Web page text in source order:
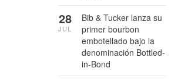
Bib & Tucker lanza su
primer bourbon
embotellado bajo la
denominación Bottled-
in-Bond
28
JUL